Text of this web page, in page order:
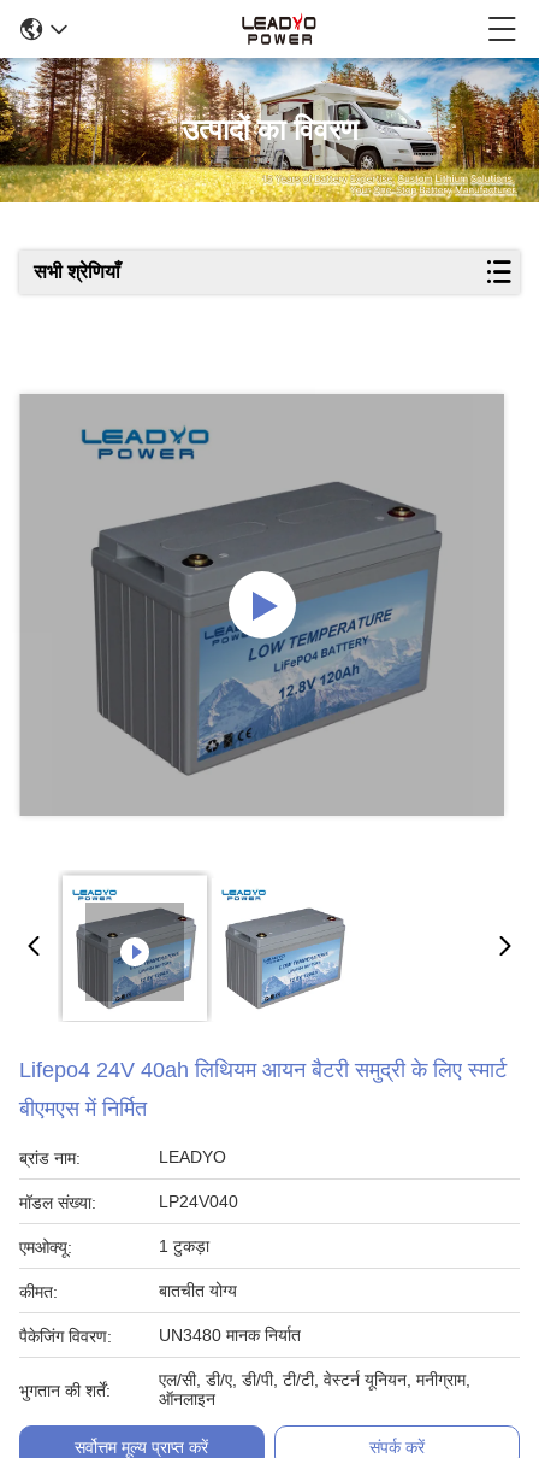
उत्पादों का विवरण
सभी श्रेणियाँ
Lifepo4 24V 40ah लिथियम आयन बैटरी समुद्री के लिए स्मार्ट
बीएमएस में निर्मित
ब्रांड नाम: LEADYO
मॉडल संख्या: LP24V040
एमओक्यू: 1 टुकड़ा
कीमत: बातचीत योग्य
पैकेजिंग विवरण: UN3480 मानक निर्यात
भुगतान की शर्तें:
एल/सी, डी/ए, डी/पी, टी/टी, वेस्टर्न यूनियन, मनीग्राम,
ऑनलाइन
सर्वोत्तम मूल्य प्राप्त करें संपर्क करें